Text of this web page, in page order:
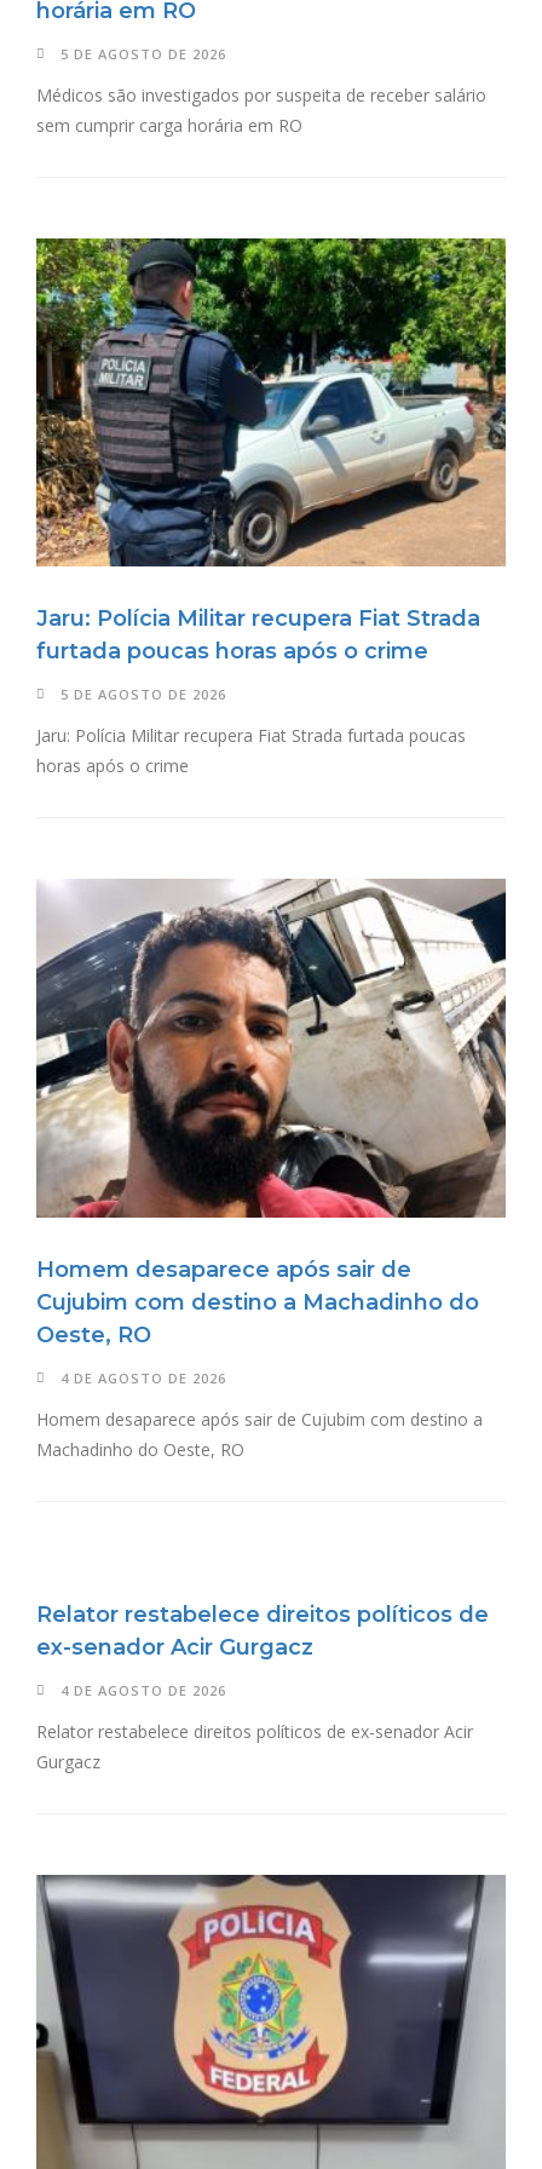
horária em RO
5 DE AGOSTO DE 2026
Médicos são investigados por suspeita de receber salário
sem cumprir carga horária em RO
Jaru: Polícia Militar recupera Fiat Strada
furtada poucas horas após o crime
5 DE AGOSTO DE 2026
Jaru: Polícia Militar recupera Fiat Strada furtada poucas
horas após o crime
Homem desaparece após sair de
Cujubim com destino a Machadinho do
Oeste, RO
4 DE AGOSTO DE 2026
Homem desaparece após sair de Cujubim com destino a
Machadinho do Oeste, RO
Relator restabelece direitos políticos de
ex-senador Acir Gurgacz
4 DE AGOSTO DE 2026
Relator restabelece direitos políticos de ex-senador Acir
Gurgacz